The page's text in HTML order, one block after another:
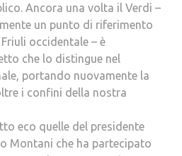
Ancora una volta il Verdi –
un punto di riferimento
occidentale – è
che lo distingue nel
portando nuovamente la
i confini della nostra
eco quelle del presidente
Montani che ha partecipato